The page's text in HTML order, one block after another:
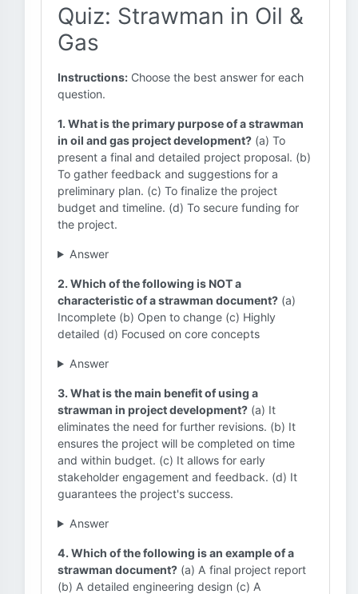
Quiz: Strawman in Oil &
Gas
Instructions: Choose the best answer for each
question.
1. What is the primary purpose of a strawman
in oil and gas project development? (a) To
present a final and detailed project proposal. (b)
To gather feedback and suggestions for a
preliminary plan. (c) To finalize the project
budget and timeline. (d) To secure funding for
the project.
Answer
2. Which of the following is NOT a
characteristic of a strawman document? (a)
Incomplete (b) Open to change (c) Highly
detailed (d) Focused on core concepts
Answer
3. What is the main benefit of using a
strawman in project development? (a) It
eliminates the need for further revisions. (b) It
ensures the project will be completed on time
and within budget. (c) It allows for early
stakeholder engagement and feedback. (d) It
guarantees the project's success.
Answer
4. Which of the following is an example of a
strawman document? (a) A final project report
(b) A detailed engineering design (c) A